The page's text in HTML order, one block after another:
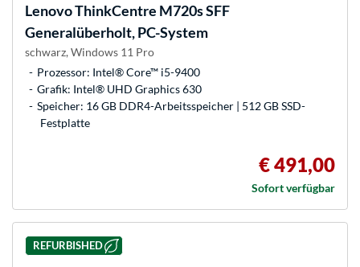
LenovoThinkCentre M720s SFF
Generalüberholt, PC-System
schwarz, Windows 11 Pro
Prozessor: Intel® Core™ i5-9400
Grafik: Intel® UHD Graphics 630
Speicher: 16 GB DDR4-Arbeitsspeicher | 512 GB SSD-
Festplatte
€ 491,00
Sofort verfügbar
REFURBISHED